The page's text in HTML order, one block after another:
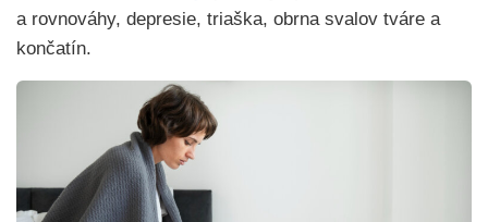
a rovnováhy, depresie, triaška, obrna svalov tváre a
končatín.